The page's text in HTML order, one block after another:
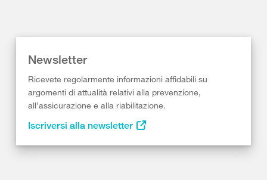
Newsletter
Ricevete regolarmente informazioni affidabili su
argomenti di attualità relativi alla prevenzione,
all’assicurazione e alla riabilitazione.
Iscriversi alla newsletter